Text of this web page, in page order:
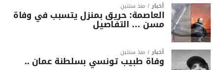
أخبار منذ سنتين
العاصمة: حريق بمنزل يتسبب في وفاة
مسن … التفاصيل
أخبار منذ سنتين
وفاة طبيب تونسي بسلطنة عمان ..